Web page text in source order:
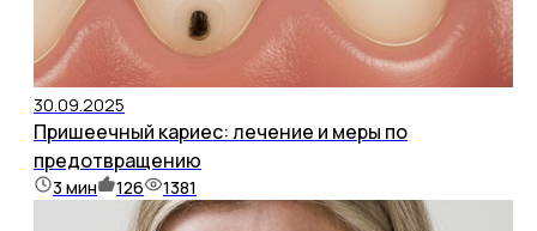
30.09.2025
Пришеечный кариес: лечение и меры по
предотвращению
3 мин 126 1381